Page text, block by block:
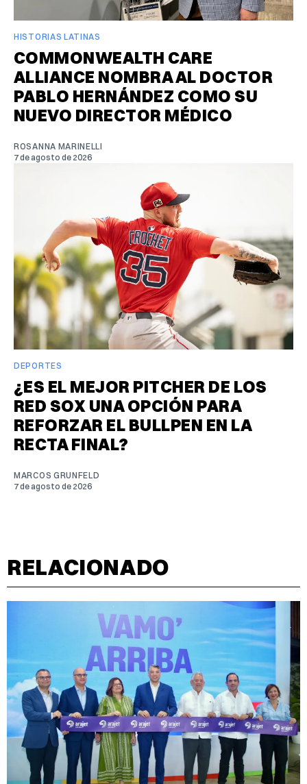
HISTORIAS LATINAS
COMMONWEALTH CARE
ALLIANCE NOMBRA AL DOCTOR
PABLO HERNÁNDEZ COMO SU
NUEVO DIRECTOR MÉDICO
ROSANNA MARINELLI
7 de agosto de 2026
DEPORTES
¿ES EL MEJOR PITCHER DE LOS
RED SOX UNA OPCIÓN PARA
REFORZAR EL BULLPEN EN LA
RECTA FINAL?
MARCOS GRUNFELD
7 de agosto de 2026
RELACIONADO